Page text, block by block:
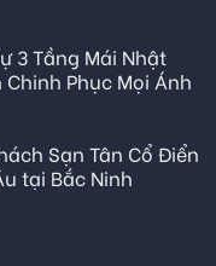
3 Tầng Mái Nhật
Chinh Phục Mọi Ánh
Sạn Tân Cổ Điển
tại Bắc Ninh